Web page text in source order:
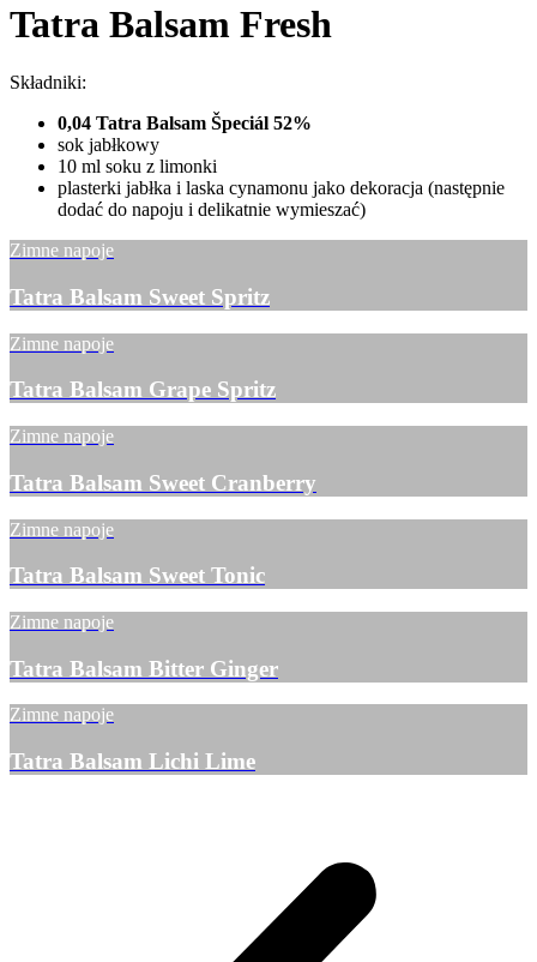
Tatra Balsam Fresh
Składniki:
0,04 Tatra Balsam Špeciál 52%
sok jabłkowy
10 ml soku z limonki
plasterki jabłka i laska cynamonu jako dekoracja (następnie
dodać do napoju i delikatnie wymieszać)
Zimne napoje
Tatra Balsam Sweet Spritz
Zimne napoje
Tatra Balsam Grape Spritz
Zimne napoje
Tatra Balsam Sweet Cranberry
Zimne napoje
Tatra Balsam Sweet Tonic
Zimne napoje
Tatra Balsam Bitter Ginger
Zimne napoje
Tatra Balsam Lichi Lime